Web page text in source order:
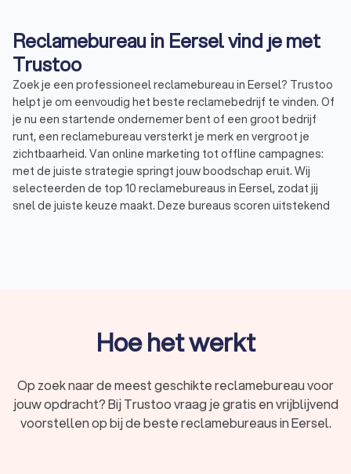
Reclamebureau in Eersel vind je met
Trustoo
Zoek je een professioneel reclamebureau in Eersel? Trustoo
helpt je om eenvoudig het beste reclamebedrijf te vinden. Of
je nu een startende ondernemer bent of een groot bedrijf
runt, een reclamebureau versterkt je merk en vergroot je
zichtbaarheid. Van online marketing tot offline campagnes:
met de juiste strategie springt jouw boodschap eruit. Wij
selecteerden de top 10 reclamebureaus in Eersel, zodat jij
snel de juiste keuze maakt. Deze bureaus scoren uitstekend
een nieuw product lanceren, je naamsbekendheid vergroten
of meer klanten aantrekken? Dan helpt een marketing- en
in Eersel combineren creativiteit met data en technologie om
effectieve campagnes te ontwikkelen.
Hoe het werkt
Op zoek naar de meest geschikte reclamebureau voor
jouw opdracht? Bij Trustoo vraag je gratis en vrijblijvend
voorstellen op bij de beste reclamebureaus in Eersel.